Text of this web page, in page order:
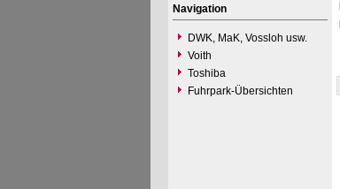
Navigation
DWK, MaK, Vossloh usw.
Voith
Toshiba
Fuhrpark-Übersichten